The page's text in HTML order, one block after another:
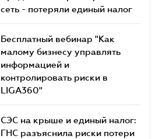
сеть - потеряли единый налог
Бесплатный вебинар "Как
малому бизнесу управлять
информацией и
контролировать риски в
LIGA360"
СЭС на крыше и единый налог:
ГНС разъяснила риски потери